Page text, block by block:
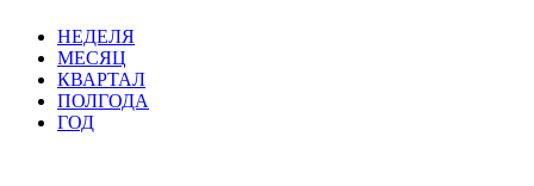
НЕДЕЛЯ
МЕСЯЦ
КВАРТАЛ
ПОЛГОДА
ГОД